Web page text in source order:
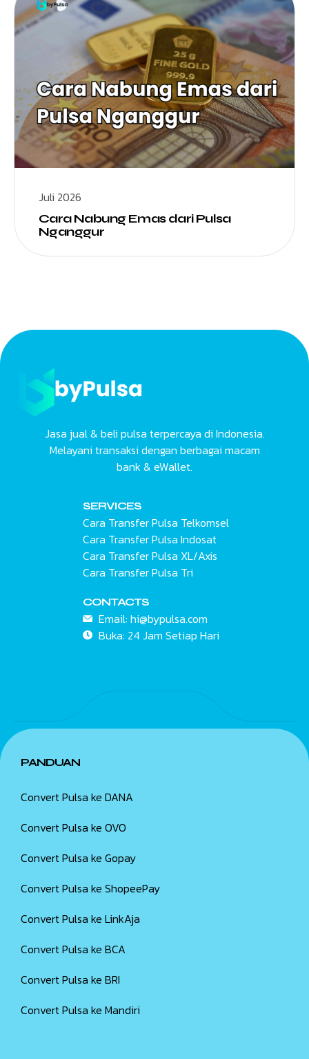
Juli 2026
Cara Nabung Emas dari Pulsa
Nganggur
Jasa jual & beli pulsa terpercaya di Indonesia.
Melayani transaksi dengan berbagai macam
bank & eWallet.
SERVICES
Cara Transfer Pulsa Telkomsel
Cara Transfer Pulsa Indosat
Cara Transfer Pulsa XL/Axis
Cara Transfer Pulsa Tri
CONTACTS
Email: hi@bypulsa.com
Buka: 24 Jam Setiap Hari
PANDUAN
Convert Pulsa ke DANA
Convert Pulsa ke OVO
Convert Pulsa ke Gopay
Convert Pulsa ke ShopeePay
Convert Pulsa ke LinkAja
Convert Pulsa ke BCA
Convert Pulsa ke BRI
Convert Pulsa ke Mandiri